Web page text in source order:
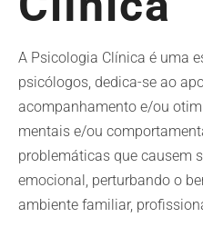
A Psicologia Clínica é uma
psicólogos, dedica-se ao
acompanhamento e/ou
mentais e/ou
problemáticas que causem
emocional, perturbando o
ambiente familiar,